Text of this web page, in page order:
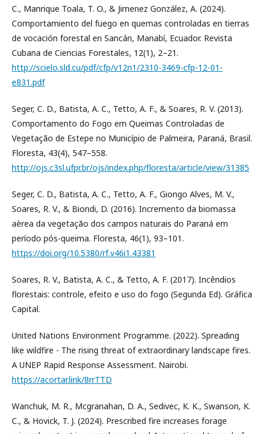
C., Manrique Toala, T. O., & Jimenez González, A. (2024).
Comportamiento del fuego en quemas controladas en tierras
de vocación forestal en Sancán, Manabí, Ecuador. Revista
Cubana de Ciencias Forestales, 12(1), 2–21.
http://scielo.sld.cu/pdf/cfp/v12n1/2310-3469-cfp-12-01-
e831.pdf
Seger, C. D., Batista, A. C., Tetto, A. F., & Soares, R. V. (2013).
Comportamento do Fogo em Queimas Controladas de
Vegetação de Estepe no Município de Palmeira, Paraná, Brasil.
Floresta, 43(4), 547–558.
http://ojs.c3sl.ufpr.br/ojs/index.php/floresta/article/view/31385
Seger, C. D., Batista, A. C., Tetto, A. F., Giongo Alves, M. V.,
Soares, R. V., & Biondi, D. (2016). Incremento da biomassa
aèrea da vegetação dos campos naturais do Paraná em
período pós-queima. Floresta, 46(1), 93–101.
https://doi.org/10.5380/rf.v46i1.43381
Soares, R. V., Batista, A. C., & Tetto, A. F. (2017). Incêndios
florestais: controle, efeito e uso do fogo (Segunda Ed). Gráfica
Capital.
United Nations Environment Programme. (2022). Spreading
like wildfire - The rising threat of extraordinary landscape fires.
A UNEP Rapid Response Assessment. Nairobi.
https://acortar.link/8rrTTD
Wanchuk, M. R., Mcgranahan, D. A., Sedivec, K. K., Swanson, K.
C., & Hovick, T. J. (2024). Prescribed fire increases forage